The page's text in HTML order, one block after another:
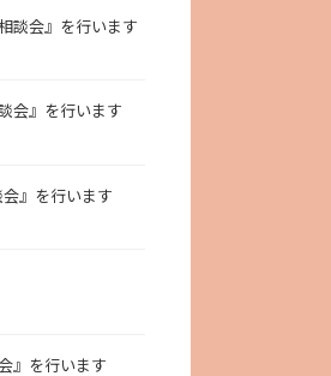
談会』を行います
会』を行います
』を行います
』を行います